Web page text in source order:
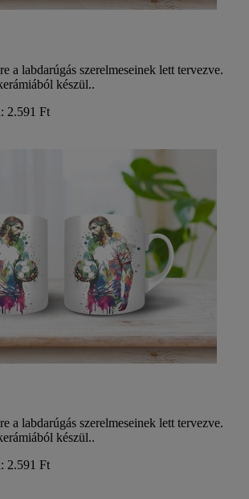
a labdarúgás szerelmeseinek lett tervezve.
készül..
2.591 Ft
a labdarúgás szerelmeseinek lett tervezve.
készül..
2.591 Ft